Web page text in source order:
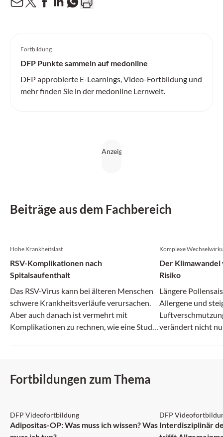
Fortbildung
DFP Punkte sammeln auf medonline
DFP approbierte E-Learnings, Video-Fortbildung und
mehr finden Sie in der medonline Lernwelt.
Beiträge aus dem Fachbereich
Hohe Krankheitslast
RSV-Komplikationen nach
Spitalsaufenthalt
Das RSV-Virus kann bei älteren Menschen
schwere Krankheitsverläufe verursachen.
Aber auch danach ist vermehrt mit
Komplikationen zu rechnen, wie eine Studie
Komplexe
Der
Risiko
Längere
Allergene und
verändert nicht
Fortbildungen zum Thema
DFP: 2 Punkte
DFP Videofortbildung
Adipositas-OP: Was muss ich wissen? Was
DFP
Interdisziplinär